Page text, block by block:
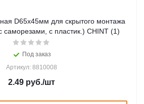
D65x45мм для скрытого монтажа
саморезами, с пластик.) CHINT (1)
Под заказ
Артикул: 8810008
2.49руб./шт